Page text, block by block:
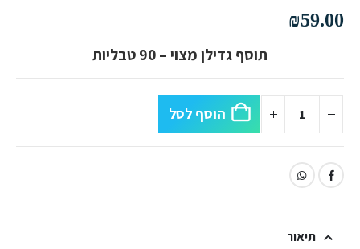
₪59.00
תוסף גדילן מצוי – 90 טבליות
הוסף לסל
תיאור